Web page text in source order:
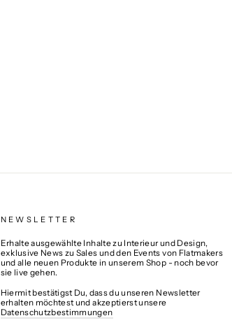
NEWSLETTER
Erhalte ausgewählte Inhalte zu Interieur und Design,
exklusive News zu Sales und den Events von Flatmakers
und alle neuen Produkte in unserem Shop - noch bevor
sie live gehen.
Hiermit bestätigst Du, dass du unseren Newsletter
erhalten möchtest und akzeptierst unsere
Datenschutzbestimmungen